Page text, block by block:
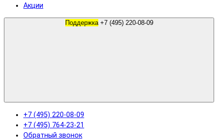
Акции
Поддержка +7 (495) 220-08-09
+7 (495) 220-08-09
+7 (495) 764-23-21
Обратный звонок